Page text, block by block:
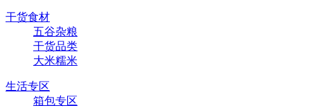
干货食材
五谷杂粮
干货品类
大米糯米
生活专区
箱包专区